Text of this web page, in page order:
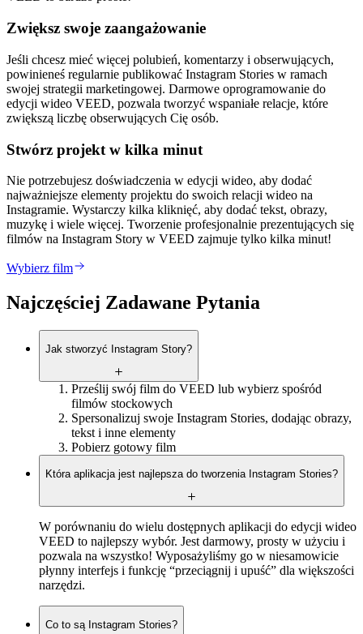
Zwiększ swoje zaangażowanie
Jeśli chcesz mieć więcej polubień, komentarzy i obserwujących,
powinieneś regularnie publikować Instagram Stories w ramach
swojej strategii marketingowej. Darmowe oprogramowanie do
edycji wideo VEED, pozwala tworzyć wspaniałe relacje, które
zwiększą liczbę obserwujących Cię osób.
Stwórz projekt w kilka minut
Nie potrzebujesz doświadczenia w edycji wideo, aby dodać
najważniejsze elementy projektu do swoich relacji wideo na
Instagramie. Wystarczy kilka kliknięć, aby dodać tekst, obrazy,
muzykę i wiele więcej. Tworzenie profesjonalnie prezentujących się
filmów na Instagram Story w VEED zajmuje tylko kilka minut!
Wybierz film
Najczęściej Zadawane Pytania
Jak stworzyć Instagram Story?
Prześlij swój film do VEED lub wybierz spośród
filmów stockowych
Spersonalizuj swoje Instagram Stories, dodając obrazy,
tekst i inne elementy
Pobierz gotowy film
Która aplikacja jest najlepsza do tworzenia Instagram Stories?
W porównaniu do wielu dostępnych aplikacji do edycji wideo
VEED to najlepszy wybór. Jest darmowy, prosty w użyciu i
pozwala na wszystko! Wyposażyliśmy go w niesamowicie
płynny interfejs i funkcję “przeciągnij i upuść” dla większości
narzędzi.
Co to są Instagram Stories?